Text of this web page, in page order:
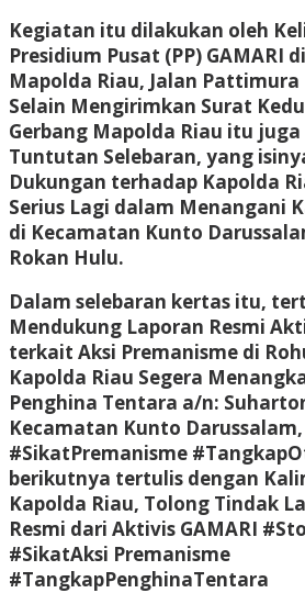
Kegiatan itu dilakukan oleh
Presidium Pusat (PP) GAMARI
Mapolda Riau, Jalan
Selain Mengirimkan Surat
Gerbang Mapolda Riau itu
Tuntutan Selebaran, yang
Dukungan terhadap Kapolda
Serius Lagi dalam Menangani
di Kecamatan Kunto
Rokan Hulu.
Dalam selebaran kertas itu,
Mendukung Laporan Resmi
terkait Aksi Premanisme di
Kapolda Riau Segera
Penghina Tentara a/n:
Kecamatan Kunto
#SikatPremanisme
berikutnya tertulis dengan
Kapolda Riau, Tolong Tindak
Resmi dari Aktivis GAMARI
#SikatAksi Premanisme
#TangkapPenghinaTentara